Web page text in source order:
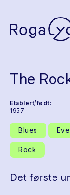
The
Etablert/født:
1957
Blues
Rock
Det første